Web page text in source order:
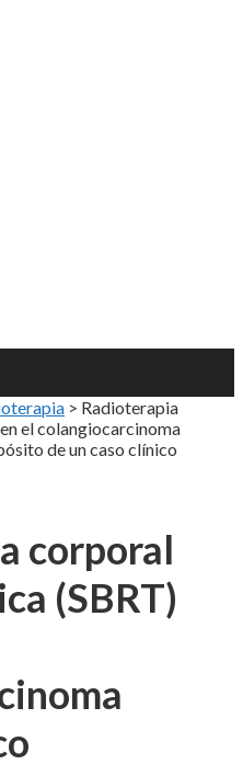
> Radioterapia
el colangiocarcinoma
de un caso clínico
corporal
(SBRT)